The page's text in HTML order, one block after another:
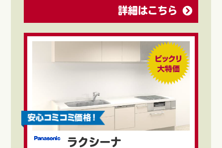
詳細はこちら
ラクシーナ